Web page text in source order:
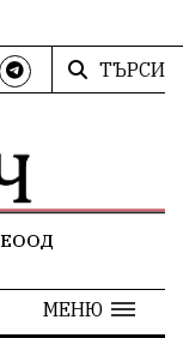
ТЪРСИ
МЕНЮ